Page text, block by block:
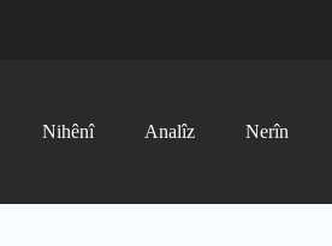
Nihênî Analîz Nerîn